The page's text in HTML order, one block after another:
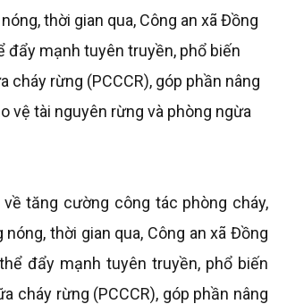
thời gian qua, Công an xã Đồng
đẩy mạnh tuyên truyền, phổ biến
cháy rừng (PCCCR), góp phần nâng
vệ tài nguyên rừng và phòng ngừa
tăng cường công tác phòng cháy,
thời gian qua, Công an xã Đồng
đẩy mạnh tuyên truyền, phổ biến
cháy rừng (PCCCR), góp phần nâng